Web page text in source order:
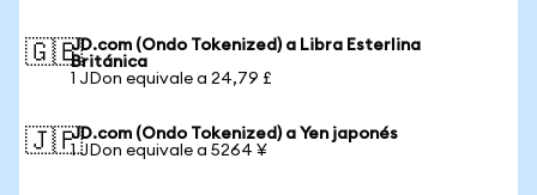
🇬🇧JD.com (Ondo Tokenized) a Libra Esterlina
Británica
1 JDon equivale a 24,79 £
🇯🇵JD.com (Ondo Tokenized) a Yen japonés
1 JDon equivale a 5264 ¥